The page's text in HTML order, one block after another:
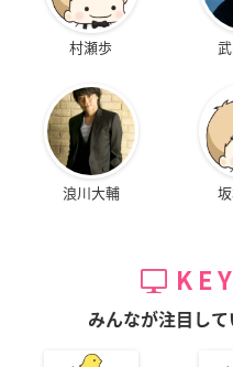
村瀬歩
浪川大輔
みんなが注目し